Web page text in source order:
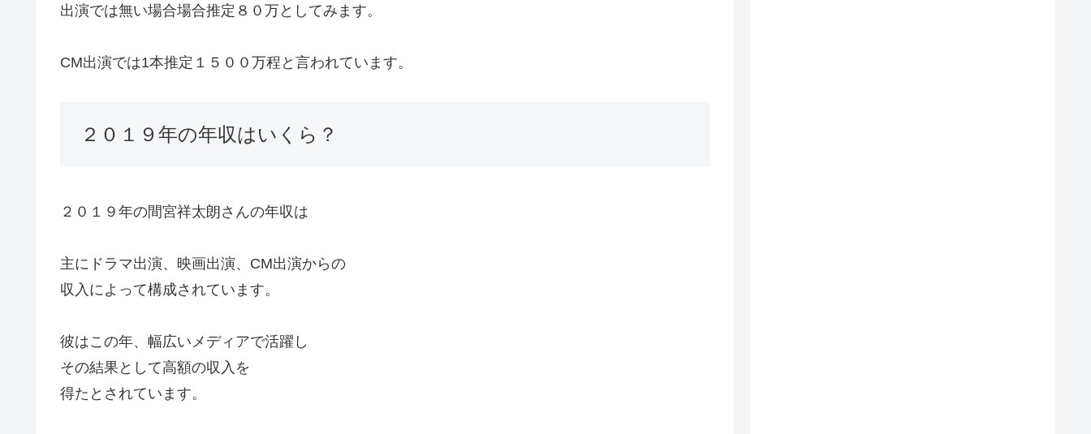
出演では無い場合場合推定８０万としてみます。
CM出演では1本推定１５００万程と言われています。
２０１９年の年収はいくら？
２０１９年の間宮祥太朗さんの年収は
主にドラマ出演、映画出演、CM出演からの
収入によって構成されています。
彼はこの年、幅広いメディアで活躍し
その結果として高額の収入を
得たとされています。